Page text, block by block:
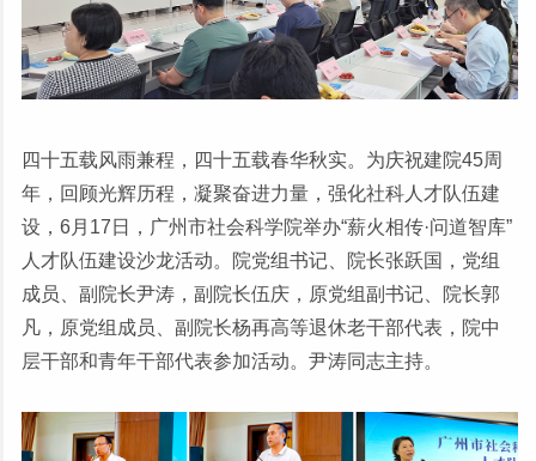
四十五载风雨兼程，四十五载春华秋实。为庆祝建院45周
年，回顾光辉历程，凝聚奋进力量，强化社科人才队伍建
设，6月17日，广州市社会科学院举办“薪火相传·问道智库”
人才队伍建设沙龙活动。院党组书记、院长张跃国，党组
成员、副院长尹涛，副院长伍庆，原党组副书记、院长郭
凡，原党组成员、副院长杨再高等退休老干部代表，院中
层干部和青年干部代表参加活动。尹涛同志主持。